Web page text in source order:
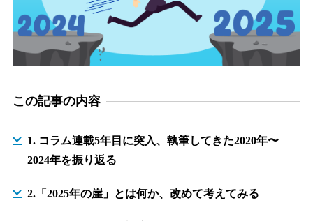
この記事の内容
1. コラム連載5年目に突入、執筆してきた2020年〜
2024年を振り返る
2.「2025年の崖」とは何か、改めて考えてみる